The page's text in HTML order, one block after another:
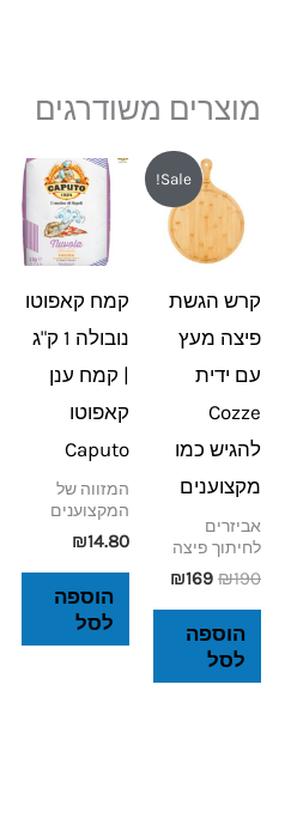
מוצרים משודרגים
Sale!
קרש הגשת
פיצה מעץ
עם ידית
Cozze
להגיש כמו
מקצוענים
אביזרים
לחיתוך פיצה
₪190
המחיר
המקורי
היה:
₪190.
₪169
המחיר
הנוכחי
הוא:
₪169.
הוספה
לסל
קמח קאפוטו
נובולה 1 ק"ג
| קמח ענן
קאפוטו
Caputo
המזווה של
המקצוענים
₪14.80
הוספה
לסל